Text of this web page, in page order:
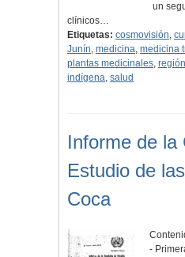
un
clínicos…
Etiquetas: cosmovisión,
Junín, medicina, medicina
plantas medicinales,
indígena, salud
Informe de la
Estudio de
Coca
-